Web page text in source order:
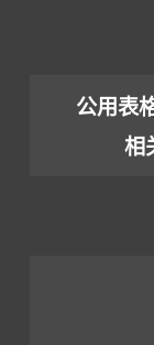
公用表
相